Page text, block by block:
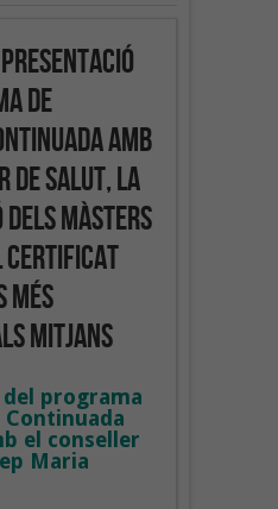
de
amb
de Salut, la
Màsters
certificat
més
mitjans
programa
Continuada
el conseller
Maria